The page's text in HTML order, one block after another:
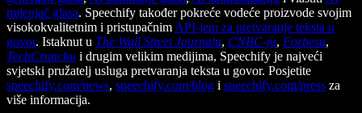
mijenjač glasa. Speechify također pokreće vodeće proizvode svojim
visokokvalitetnim i pristupačnim API-jem za pretvaranje teksta u
govor. Istaknut u The Wall Street Journalu, CNBC-ju, Forbesu,
TechCrunchu i drugim velikim medijima, Speechify je najveći
svjetski pružatelj usluga pretvaranja teksta u govor. Posjetite
speechify.com/news, speechify.com/blog i speechify.com/press za
više informacija.